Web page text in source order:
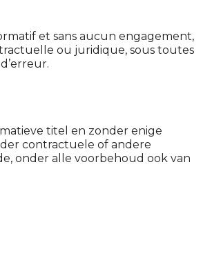
et sans aucun engagement,
ou juridique, sous toutes
titel en zonder enige
contractuele of andere
onder alle voorbehoud ook van